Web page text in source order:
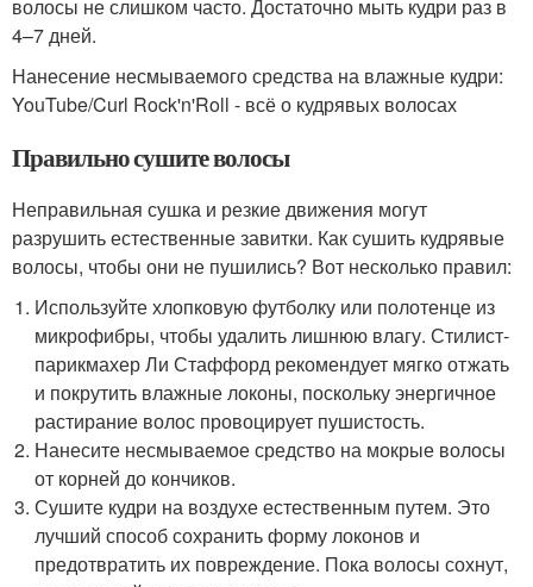
волосы не слишком часто. Достаточно мыть кудри раз в
4–7 дней.
Нанесение несмываемого средства на влажные кудри:
YouTube/Curl Rock'n'Roll - всё о кудрявых волосах
Правильно сушите волосы
Неправильная сушка и резкие движения могут
разрушить естественные завитки. Как сушить кудрявые
волосы, чтобы они не пушились? Вот несколько правил:
Используйте хлопковую футболку или полотенце из
микрофибры, чтобы удалить лишнюю влагу. Стилист-
парикмахер Ли Стаффорд рекомендует мягко отжать
и покрутить влажные локоны, поскольку энергичное
растирание волос провоцирует пушистость.
Нанесите несмываемое средство на мокрые волосы
от корней до кончиков.
Сушите кудри на воздухе естественным путем. Это
лучший способ сохранить форму локонов и
предотвратить их повреждение. Пока волосы сохнут,